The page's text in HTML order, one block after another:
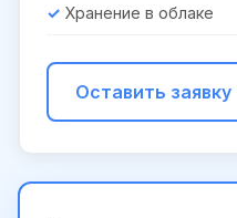
Хранение в облаке
Оставить заявку